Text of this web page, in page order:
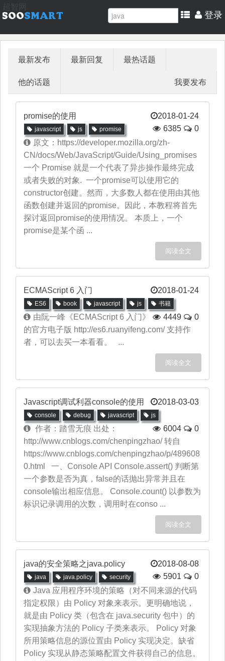
登录
最新发布 最新回复 最热话题
他的话题 我要发布
promise的使用 2018-01-24
javascript js promise 6385
0
原文：https://developer.mozilla.org/zh-
CN/docs/Web/JavaScript/Guide/Using_promises
一个 Promise 就是一个代表了异步操作最终完成
或者失败的对象. 一个promise可以使用它的
constructor创建。然而，大多数人都在使用由其他
函数创建并返回的promise。因此，本教程将首先
探讨返回promise的使用情况。 本质上，一个
promise是某个函 ...
阅读全文
ECMAScript 6 入门 2018-01-24
ES6 book javascript js 书籍
4449 0
由阮一峰《ECMAScript 6 入门》
的官方电子版 http://es6.ruanyifeng.com/ 支持作
者，可以去买一本看看。 ...
阅读全文
Javascript调试利器console的使用 2018-03-03
console debug javascript js
6004 0
作者：踏雪无痕 出处：
http://www.cnblogs.com/chenpingzhao/ 转自
https://www.cnblogs.com/chenpingzhao/p/489608
0.html 一、Console API Console.assert() 判断第
一个参数是否为真，false的话抛出异常并且在
console输出相应信息。 Console.count() 以参数为
标识记录调用的次数，调用时在conso ...
阅读全文
java的安全策略之java.policy 2018-08-08
java java.policy security 5901
0
Java 应用程序环境的策略（对不同来源的代码
指定权限）由 Policy 对象来表示。更明确地说，
就是由 Policy 类（包含在 java.security 包中）的
实现抽象方法的 Policy 子类来表示。 Policy 对象
所用策略信息的源位置由 Policy 实现决定。缺省
Policy 实现从静态策略配置文件获得自己的信息。